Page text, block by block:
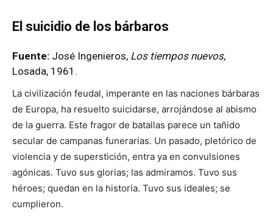
El suicidio de los bárbaros
Fuente: José Ingenieros, Los tiempos nuevos,
Losada, 1961.
La civilización feudal, imperante en las naciones bárbaras
de Europa, ha resuelto suicidarse, arrojándose al abismo
de la guerra. Este fragor de batallas parece un tañido
secular de campanas funerarias. Un pasado, pletórico de
violencia y de superstición, entra ya en convulsiones
agónicas. Tuvo sus glorias; las admiramos. Tuvo sus
héroes; quedan en la historia. Tuvo sus ideales; se
cumplieron.